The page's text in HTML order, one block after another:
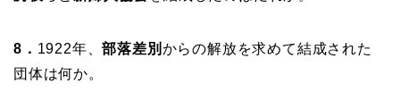
8． 1922年、部落差別 からの解放を求めて結成された
団体は何か。